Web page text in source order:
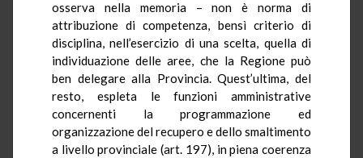
osserva nella memoria – non è norma di
attribuzione di competenza, bensì criterio di
disciplina, nell’esercizio di una scelta, quella di
individuazione delle aree, che la Regione può
ben delegare alla Provincia. Quest’ultima, del
resto, espleta le funzioni amministrative
concernenti la programmazione ed
organizzazione del recupero e dello smaltimento
a livello provinciale (art. 197), in piena coerenza